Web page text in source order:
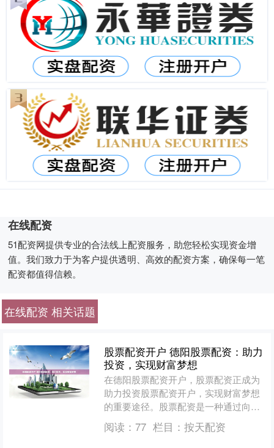
在线配资
51配资网提供专业的合法线上配资服务，助您轻松实现资金增
值。我们致力于为客户提供透明、高效的配资方案，确保每一笔
配资都值得信赖。
在线配资 相关话题
股票配资开户 德阳股票配资：助力
投资，实现财富梦想
在德阳股票配资开户，股票配资正成为
助力投资股票配资开户，实现财富梦想
的重要途径。股票配资是一种通过向券
商借入资金进行股票投资的融资方式，
它可以放大投资者的资金规....
阅读： 77 栏目： 按天配资